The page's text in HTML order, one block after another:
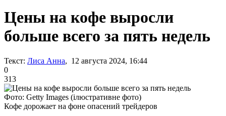
Цены на кофе выросли
больше всего за пять недель
Текст: Лиса Анна, 12 августа 2024, 16:44
0
313
Фото: Getty Images (ілюстративне фото)
Кофе дорожает на фоне опасений трейдеров